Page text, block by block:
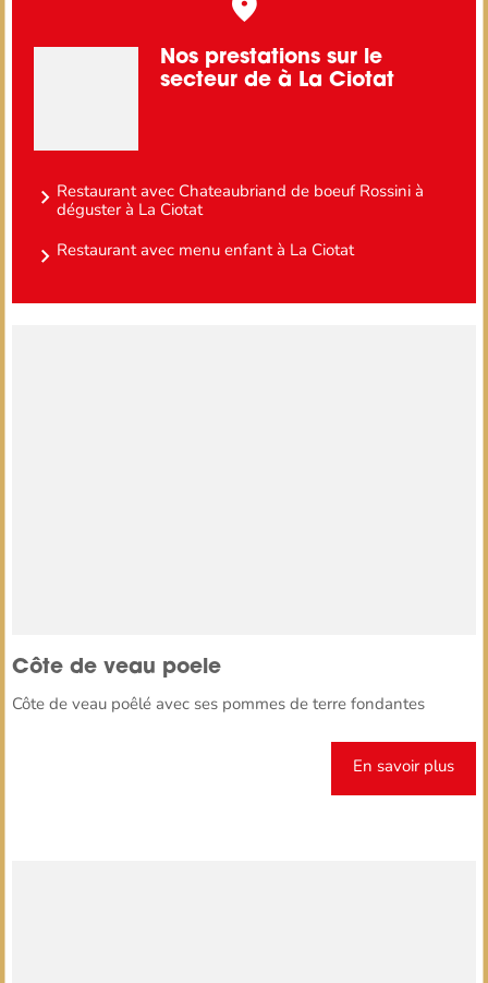
Nos prestations sur le
secteur de à La Ciotat
Restaurant avec Chateaubriand de boeuf Rossini à
déguster à La Ciotat
Restaurant avec menu enfant à La Ciotat
Côte de veau poele
Côte de veau poêlé avec ses pommes de terre fondantes
En savoir plus